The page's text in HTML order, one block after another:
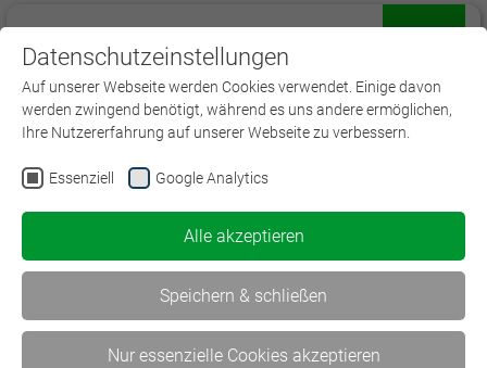
Lehr- und Studiengänge in der
Versicherung
Datenschutzeinstellungen
Auf unserer Webseite werden Cookies verwendet. Einige davon
werden zwingend benötigt, während es uns andere ermöglichen,
Ihre Nutzererfahrung auf unserer Webseite zu verbessern.
Essenziell Google Analytics
Alle akzeptieren
Speichern & schließen
Nur essenzielle Cookies akzeptieren